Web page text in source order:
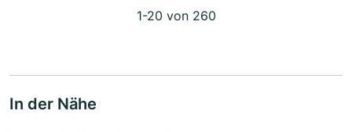
1-20 von 260
In der Nähe